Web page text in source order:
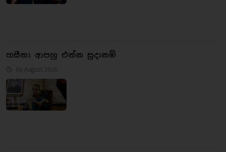
හසීනා ආපහු එන්න සූදානම්
06 August 2026